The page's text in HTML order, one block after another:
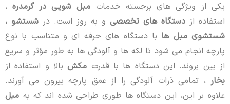
یکی از ویژگی های برجسته خدمات مبل شویی در گرمدره
استفاده از دستگاه های تخصصی و به روز است. در شستشو ،
شستشوی مبل هابا دستگاه های حرفه ای و متناسب با نوع
پارچه انجام می شود تا لکه ها و آلودگی ها به طور مؤثر و سریع
از بین بروند. این دستگاه ها با قدرت مکش بالا و استفاده از
بخار ، تمامی ذرات آلودگی را از عمق پارچه بیرون می آورند.
علاوه بر این، این دستگاه ها طوری طراحی شده اند که به مبل